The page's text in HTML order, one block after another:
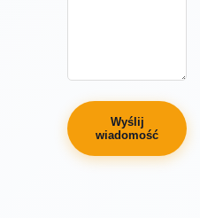
Wyślij
wiadomość